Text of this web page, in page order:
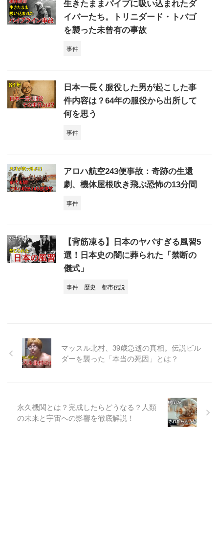
生きたままパイプに吸い込まれたダ
イバーたち。トリニダード・トバゴ
を襲った未曾有の事故
事件
日本一長く服役した男が起こした事
件内容は？64年の服役から出所して
何を思う
事件
アロハ航空243便事故：奇跡の生還
劇、機体屋根吹き飛ぶ恐怖の13分間
事件
【背筋凍る】日本のヤバすぎる風習5
選！日本史の闇に葬られた「禁断の
儀式」
事件 歴史 都市伝説
マッスル北村、39歳急逝の真相。伝説ビル
ダーを襲った「本当の死因」とは？
永久機関とは？完成したらどうなる？人類
の未来と宇宙への影響を徹底解説！